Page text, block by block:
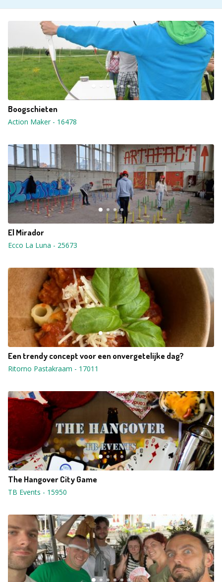
Boogschieten
Action Maker- 16478
El Mirador
Ecco La Luna - 25673
Een trendy concept voor een onvergetelijke dag?
Ritorno Pastakraam - 17011
The Hangover City Game
TB Events - 15950